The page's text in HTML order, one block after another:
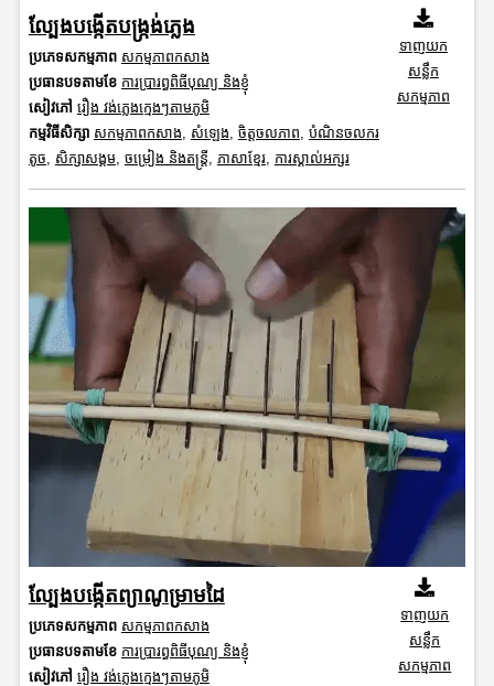
ល្បែងបង្កើតបង្ក្រង់ភ្លេង
ប្រភេទសកម្មភាព សកម្មភាពកសាង
ប្រធានបទតាមខែ ការប្រារព្ធពិធីបុណ្យ និងខ្ញុំ
សៀវភៅ រឿង វង់ភ្លេងក្មេងៗតាមភូមិ
កម្មវិធីសិក្សា សកម្មភាពកសាង សំឡេង ចិត្តចលភាព បំណិនចលករ
តូច
សិក្សាសង្គម, ចម្រៀង និងតន្ត្រី ភាសាខ្មែរ, ការស្គាល់អក្សរ
ទាញយក
សន្លឹក
សកម្មភាព
ល្បែងបង្កើតព្យាណូម្រាមដៃ
ប្រភេទសកម្មភាព សកម្មភាពកសាង
ប្រធានបទតាមខែ ការប្រារព្ធពិធីបុណ្យ និងខ្ញុំ
សៀវភៅ រឿង វង់ភ្លេងក្មេងៗតាមភូមិ
ទាញយក
សន្លឹក
សកម្មភាព